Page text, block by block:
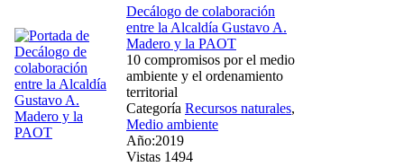
Decálogo de colaboración
entre la Alcaldía Gustavo A.
Madero y la PAOT
10 compromisos por el medio
ambiente y el ordenamiento
territorial
Categoría Recursos naturales,
Medio ambiente
Año:2019
Vistas 1494